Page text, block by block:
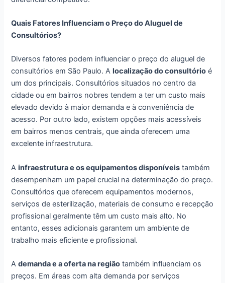
Quais Fatores Influenciam o Preço do Aluguel de
Consultórios?
Diversos fatores podem influenciar o preço do aluguel de
consultórios em São Paulo. A localização do consultório é
um dos principais. Consultórios situados no centro da
cidade ou em bairros nobres tendem a ter um custo mais
elevado devido à maior demanda e à conveniência de
acesso. Por outro lado, existem opções mais acessíveis
em bairros menos centrais, que ainda oferecem uma
excelente infraestrutura.
Ainfraestrutura e os equipamentos disponíveis também
desempenham um papel crucial na determinação do preço.
Consultórios que oferecem equipamentos modernos,
serviços de esterilização, materiais de consumo e recepção
profissional geralmente têm um custo mais alto. No
entanto, esses adicionais garantem um ambiente de
trabalho mais eficiente e profissional.
Ademanda e a oferta na região também influenciam os
preços. Em áreas com alta demanda por serviços